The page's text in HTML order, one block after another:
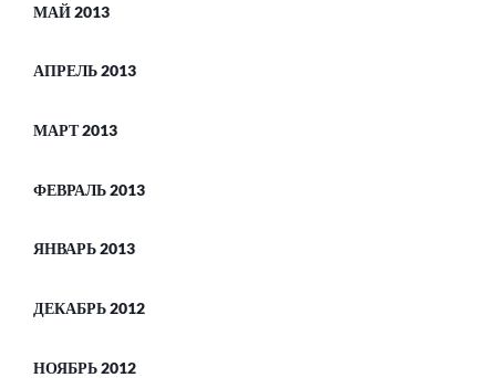
МАЙ 2013
АПРЕЛЬ 2013
МАРТ 2013
ФЕВРАЛЬ 2013
ЯНВАРЬ 2013
ДЕКАБРЬ 2012
НОЯБРЬ 2012